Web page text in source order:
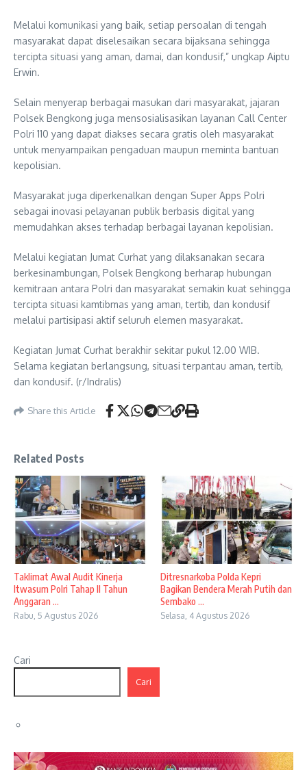
Melalui komunikasi yang baik, setiap persoalan di tengah
masyarakat dapat diselesaikan secara bijaksana sehingga
tercipta situasi yang aman, damai, dan kondusif,” ungkap Aiptu
Erwin.
Selain menyerap berbagai masukan dari masyarakat, jajaran
Polsek Bengkong juga mensosialisasikan layanan Call Center
Polri 110 yang dapat diakses secara gratis oleh masyarakat
untuk menyampaikan pengaduan maupun meminta bantuan
kepolisian.
Masyarakat juga diperkenalkan dengan Super Apps Polri
sebagai inovasi pelayanan publik berbasis digital yang
memudahkan akses terhadap berbagai layanan kepolisian.
Melalui kegiatan Jumat Curhat yang dilaksanakan secara
berkesinambungan, Polsek Bengkong berharap hubungan
kemitraan antara Polri dan masyarakat semakin kuat sehingga
tercipta situasi kamtibmas yang aman, tertib, dan kondusif
melalui partisipasi aktif seluruh elemen masyarakat.
Kegiatan Jumat Curhat berakhir sekitar pukul 12.00 WIB.
Selama kegiatan berlangsung, situasi terpantau aman, tertib,
dan kondusif. (r/Indralis)
Share this Article
Related Posts
Taklimat Awal Audit Kinerja
Itwasum Polri Tahap II Tahun
Anggaran ...
Rabu, 5 Agustus 2026
Ditresnarkoba Polda Kepri
Bagikan Bendera Merah Putih dan
Sembako ...
Selasa, 4 Agustus 2026
Cari
Cari